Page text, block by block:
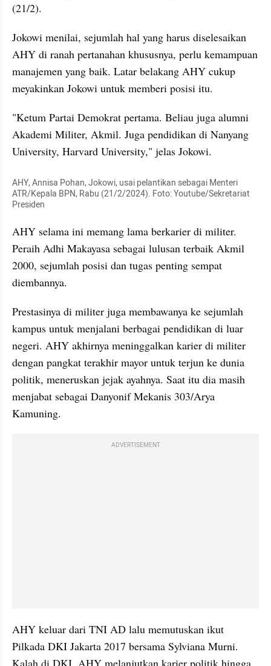
(21/2).
Jokowi menilai, sejumlah hal yang harus diselesaikan
AHY di ranah pertanahan khususnya, perlu kemampuan
manajemen yang baik. Latar belakang AHY cukup
meyakinkan Jokowi untuk memberi posisi itu.
"Ketum Partai Demokrat pertama. Beliau juga alumni
Akademi Militer, Akmil. Juga pendidikan di Nanyang
University, Harvard University," jelas Jokowi.
AHY, Annisa Pohan, Jokowi, usai pelantikan sebagai Menteri
ATR/Kepala BPN, Rabu (21/2/2024). Foto: Youtube/Sekretariat
Presiden
AHY selama ini memang lama berkarier di militer.
Peraih Adhi Makayasa sebagai lulusan terbaik Akmil
2000, sejumlah posisi dan tugas penting sempat
diembannya.
Prestasinya di militer juga membawanya ke sejumlah
kampus untuk menjalani berbagai pendidikan di luar
negeri. AHY akhirnya meninggalkan karier di militer
dengan pangkat terakhir mayor untuk terjun ke dunia
politik, meneruskan jejak ayahnya. Saat itu dia masih
menjabat sebagai Danyonif Mekanis 303/Arya
Kamuning.
ADVERTISEMENT
AHY keluar dari TNI AD lalu memutuskan ikut
Pilkada DKI Jakarta 2017 bersama Sylviana Murni.
Kalah di DKI, AHY melanjutkan karier politik hingga